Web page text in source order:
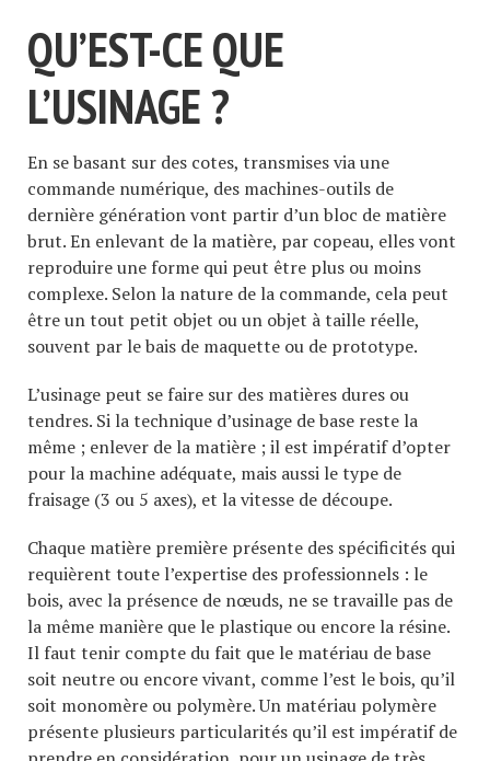
QU’EST-CE QUE
L’USINAGE ?
En se basant sur des cotes, transmises via une
commande numérique, des machines-outils de
dernière génération vont partir d’un bloc de matière
brut. En enlevant de la matière, par copeau, elles vont
reproduire une forme qui peut être plus ou moins
complexe. Selon la nature de la commande, cela peut
être un tout petit objet ou un objet à taille réelle,
souvent par le bais de maquette ou de prototype.
L’usinage peut se faire sur des matières dures ou
tendres. Si la technique d’usinage de base reste la
même ; enlever de la matière ; il est impératif d’opter
pour la machine adéquate, mais aussi le type de
fraisage (3 ou 5 axes), et la vitesse de découpe.
Chaque matière première présente des spécificités qui
requièrent toute l’expertise des professionnels : le
bois, avec la présence de nœuds, ne se travaille pas de
la même manière que le plastique ou encore la résine.
Il faut tenir compte du fait que le matériau de base
soit neutre ou encore vivant, comme l’est le bois, qu’il
soit monomère ou polymère. Un matériau polymère
présente plusieurs particularités qu’il est impératif de